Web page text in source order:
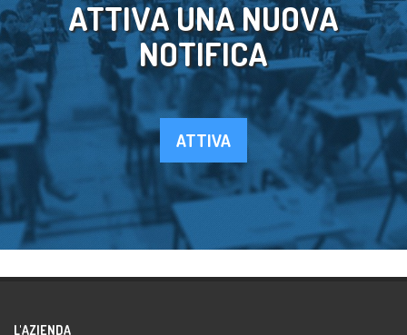
ATTIVA UNA NUOVA
NOTIFICA
ATTIVA
L'AZIENDA